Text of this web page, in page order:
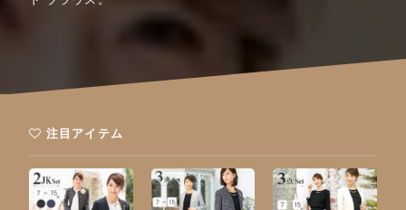
注目アイテム